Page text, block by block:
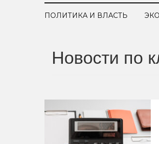
ПОЛИТИКА И ВЛАСТЬ
Новости по